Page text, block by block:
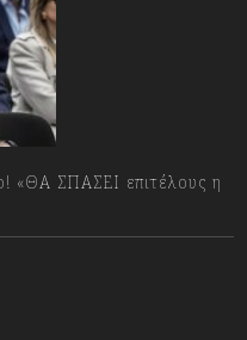
ΣΠΑΣΕΙ επιτέλους η